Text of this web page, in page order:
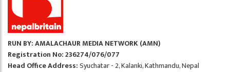
RUN BY: AMALACHAUR MEDIA NETWORK (AMN)
Registration No: 236274/076/077
Head Office Address:Syuchatar - 2, Kalanki, Kathmandu, Nepal